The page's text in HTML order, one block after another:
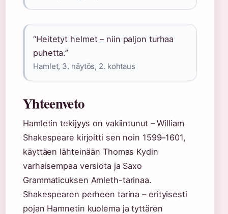
“Heitetyt helmet – niin paljon turhaa
puhetta.”
Hamlet, 3. näytös, 2. kohtaus
Yhteenveto
Hamletin tekijyys on vakiintunut – William
Shakespeare kirjoitti sen noin 1599–1601,
käyttäen lähteinään Thomas Kydin
varhaisempaa versiota ja Saxo
Grammaticuksen Amleth-tarinaa.
Shakespearen perheen tarina – erityisesti
pojan Hamnetin kuolema ja tyttären